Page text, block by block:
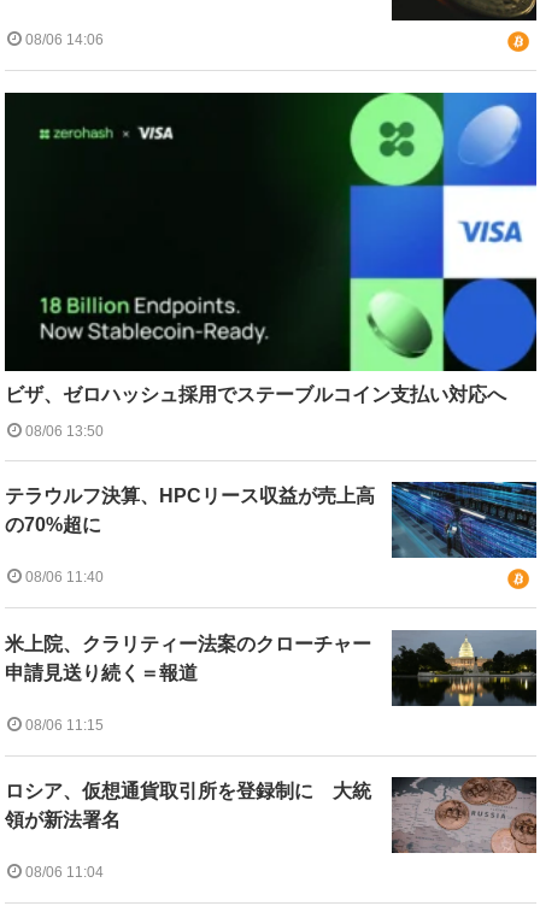
08/06 14:06
ビザ、ゼロハッシュ採用でステーブルコイン支払い対応へ
08/06 13:50
テラウルフ決算、HPCリース収益が売上高
の70%超に
08/06 11:40
米上院、クラリティー法案のクローチャー
申請見送り続く＝報道
08/06 11:15
ロシア、仮想通貨取引所を登録制に 大統
領が新法署名
08/06 11:04